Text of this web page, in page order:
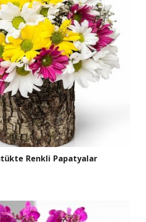
Renkli Papatyalar